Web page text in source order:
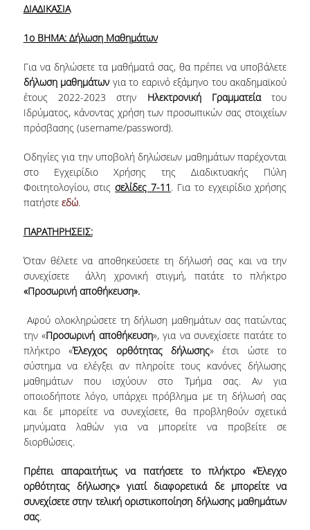
ΟΔΗΓΟΣ ΕΚΠΟΝΗΣΗΣ ΕΡΓΑΣΙΩΝ
ΔΙΑΔΙΚΑΣΙΑ ΠΑΡΑΠΟΝΩΝ ΦΟΙΤΗΤΩΝ
ΚΑΘΗΓΗΤΕΣ - ΣΥΜΒΟΥΛΟΙ ΣΠΟΥΔΩΝ
ΜΕΤΑΠΤΥΧΙΑΚΕΣ ΣΠΟΥΔΕΣ
ΜΕΤΑΠΤΥΧΙΑΚΕΣ ΣΠΟΥΔΕΣ
ΔΙΔΑΚΤΟΡΙΚΕΣ ΣΠΟΥΔΕΣ
ΔΙΑΣΦΑΛΙΣΗ ΠΟΙΟΤΗΤΑΣ
ΔΕΔΟΜΕΝΑ ΠΟΙΟΤΗΤΑΣ
ΠΙΣΤΟΠΟΙΗΣΗ
ΑΞΙΟΛΟΓΗΣΗ
ΑΠΟ ΠΡΟΠΤΥΧΙΑΚΟΥΣ ΦΟΙΤΗΤΕΣ
ΕΚΘΕΣΕΙΣ ΕΞΩΤΕΡΙΚΗΣ
ΑΞΙΟΛΟΓΗΣΗΣ
ΔΙΑΔΙΚΑΣΙΑ
1ο ΒΗΜΑ: Δήλωση Μαθημάτων
Για να δηλώσετε τα μαθήματά σας, θα πρέπει να υποβάλετε
δήλωση μαθημάτων για το εαρινό εξάμηνο του ακαδημαϊκού
έτους 2022-2023 στην Ηλεκτρονική Γραμματείατου
Ιδρύματος, κάνοντας χρήση των προσωπικών σας στοιχείων
πρόσβασης (username/password).
Οδηγίες για την υποβολή δηλώσεων μαθημάτων παρέχονται
στο Εγχειρίδιο Χρήσης της Διαδικτυακής Πύλη
Φοιτητολογίου, στιςσελίδες 7-11. Για το εγχειρίδιο χρήσης
πατήστε εδώ.
ΠΑΡΑΤΗΡΗΣΕΙΣ:
Όταν θέλετε να αποθηκεύσετε τη δήλωσή σας και να την
συνεχίσετε άλλη χρονική στιγμή, πατάτε το πλήκτρο
«Προσωρινή αποθήκευση».
Αφού ολοκληρώσετε τη δήλωση μαθημάτων σας πατώντας
την «Προσωρινή αποθήκευση», για να συνεχίσετε πατάτε το
πλήκτρο «Έλεγχος ορθότητας δήλωσης» έτσι ώστε το
σύστημα να ελέγξει αν πληροίτε τους κανόνες δήλωσης
μαθημάτων που ισχύουν στο Τμήμα σας. Αν για
οποιοδήποτε λόγο, υπάρχει πρόβλημα με τη δήλωσή σας
και δε μπορείτε να συνεχίσετε, θα προβληθούν σχετικά
μηνύματα λαθών για να μπορείτε να προβείτε σε
διορθώσεις.
Πρέπει απαραιτήτως να πατήσετε το πλήκτρο «Έλεγχο
ορθότητας δήλωσης» γιατί διαφορετικά δε μπορείτε να
συνεχίσετε στην τελική οριστικοποίηση δήλωσης μαθημάτων
σας.